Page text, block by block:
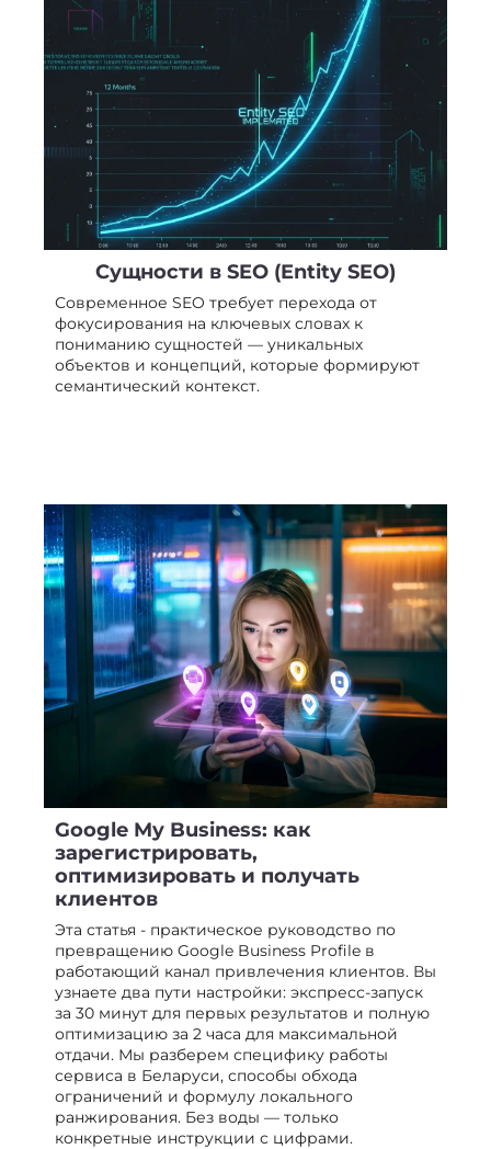
Сущности в SEO (Entity SEO)
Современное SEO требует перехода от
фокусирования на ключевых словах к
пониманию сущностей — уникальных
объектов и концепций, которые формируют
семантический контекст.
Google My Business: как
зарегистрировать,
оптимизировать и получать
клиентов
Эта статья - практическое руководство по
превращению Google Business Profile в
работающий канал привлечения клиентов. Вы
узнаете два пути настройки: экспресс-запуск
за 30 минут для первых результатов и полную
оптимизацию за 2 часа для максимальной
отдачи. Мы разберем специфику работы
сервиса в Беларуси, способы обхода
ограничений и формулу локального
ранжирования. Без воды — только
конкретные инструкции с цифрами.